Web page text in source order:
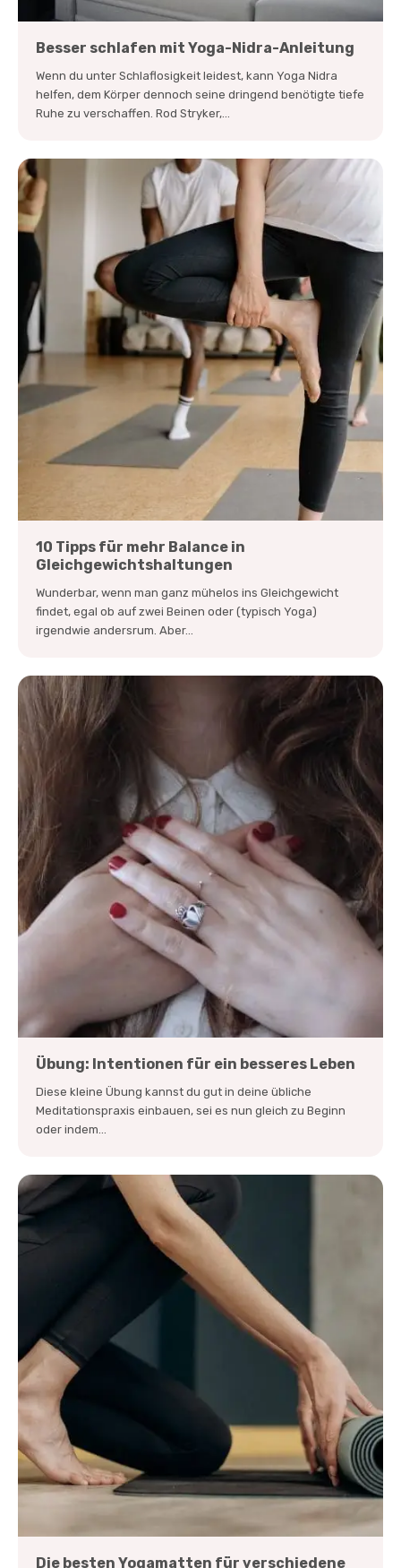
Besser schlafen mit Yoga-Nidra-Anleitung
Wenn du unter Schlaflosigkeit leidest, kann Yoga Nidra
helfen, dem Körper dennoch seine dringend benötigte tiefe
Ruhe zu verschaffen. Rod Stryker,...
10 Tipps für mehr Balance in
Gleichgewichtshaltungen
Wunderbar, wenn man ganz mühelos ins Gleichgewicht
findet, egal ob auf zwei Beinen oder (typisch Yoga)
irgendwie andersrum. Aber...
Übung: Intentionen für ein besseres Leben
Diese kleine Übung kannst du gut in deine übliche
Meditationspraxis einbauen, sei es nun gleich zu Beginn
oder indem...
Die besten Yogamatten für verschiedene